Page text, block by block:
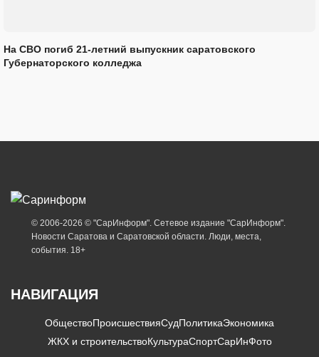
На СВО погиб 21-летний выпускник саратовского
Губернаторского колледжа
© 2006-2026 © "СарИнформ". Сетевое издание "СарИнформ".
Новости Саратова и Саратовской области. Люди, места,
события. 18+
НАВИГАЦИЯ
ОбществоПроисшествияСудПолитикаЭкономика
ЖКХ и строительствоКультураСпортСарИнФото